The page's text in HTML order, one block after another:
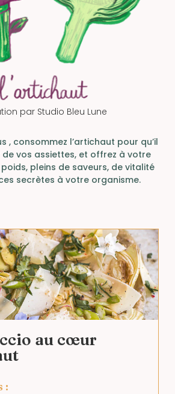
par Studio Bleu Lune
, consommez l’artichaut pour qu’il
vos assiettes, et offrez à votre
pleins de saveurs, de vitalité
secrètes à votre organisme.
au cœur
: